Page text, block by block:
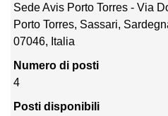
Sede Avis Porto Torres - Via
Porto Torres, Sassari,
07046, Italia
Numero di posti
4
Posti disponibili